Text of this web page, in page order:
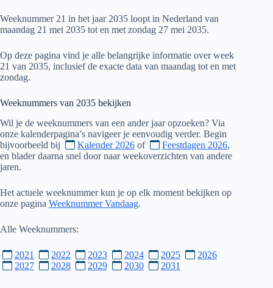
Weeknummer 21 in het jaar 2035 loopt in Nederland van
maandag 21 mei 2035 tot en met zondag 27 mei 2035.
Op deze pagina vind je alle belangrijke informatie over week
21 van 2035, inclusief de exacte data van maandag tot en met
zondag.
Weeknummers van 2035 bekijken
Wil je de weeknummers van een ander jaar opzoeken? Via
onze kalenderpagina’s navigeer je eenvoudig verder. Begin
bijvoorbeeld bij
Kalender 2026 of Feestdagen 2026,
en blader daarna snel door naar weekoverzichten van andere
jaren.
Het actuele weeknummer kun je op elk moment bekijken op
onze pagina Weeknummer Vandaag.
Alle Weeknummers:
2021 2022 2023 2024 2025
2026
2027
2028 2029 2030 2031